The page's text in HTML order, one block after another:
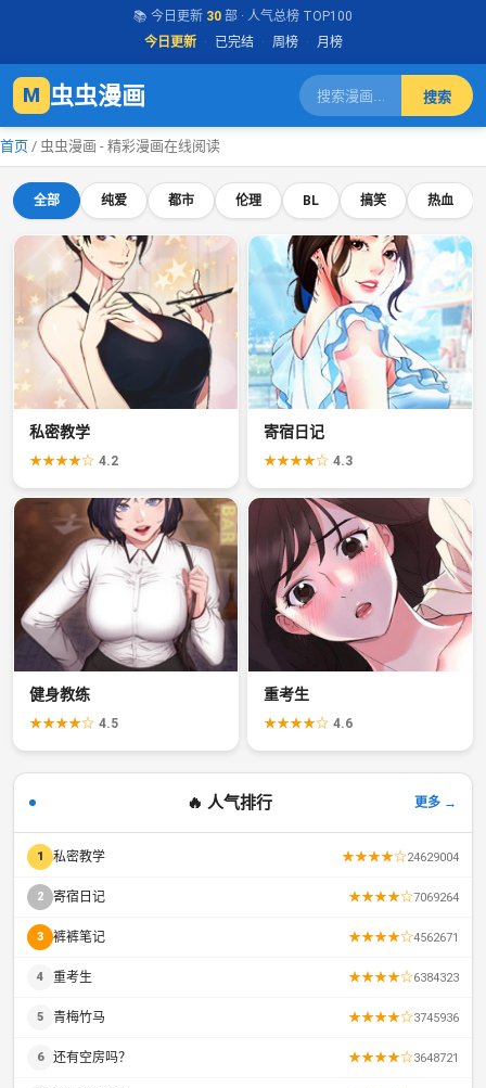
📚 今日更新 30 部 · 人气总榜 TOP100
今日更新
· 已完结 · 周榜 · 月榜
M 虫虫漫画 搜索
首页 / 虫虫漫画 - 精彩漫画在线阅读
全部 纯爱 都市 伦理 BL 搞笑 热血
私密教学
★★★★☆ 4.2
寄宿日记
★★★★☆ 4.3
健身教练
★★★★☆ 4.5
重考生
★★★★☆ 4.6
🔥 人气排行 更多 →
1 私密教学 ★★★★☆24629004
2 寄宿日记 ★★★★☆7069264
3 裤裤笔记 ★★★★☆4562671
4 重考生 ★★★★☆6384323
5 青梅竹马 ★★★★☆3745936
6 还有空房吗？ ★★★★☆3648721